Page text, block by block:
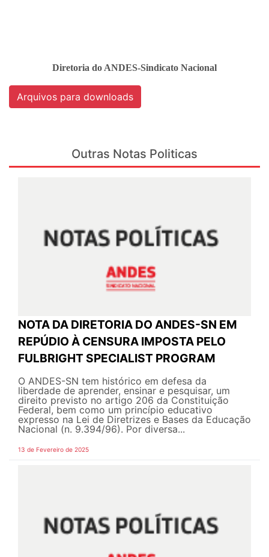
Diretoria do ANDES-Sindicato Nacional
Arquivos para downloads
Outras Notas Politicas
NOTA DA DIRETORIA DO ANDES-SN EM
REPÚDIO À CENSURA IMPOSTA PELO
FULBRIGHT SPECIALIST PROGRAM
O ANDES-SN tem histórico em defesa da
liberdade de aprender, ensinar e pesquisar, um
direito previsto no artigo 206 da Constituição
Federal, bem como um princípio educativo
expresso na Lei de Diretrizes e Bases da Educação
Nacional (n. 9.394/96). Por diversa...
13 de Fevereiro de 2025